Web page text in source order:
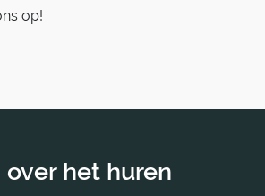
op!
over het huren